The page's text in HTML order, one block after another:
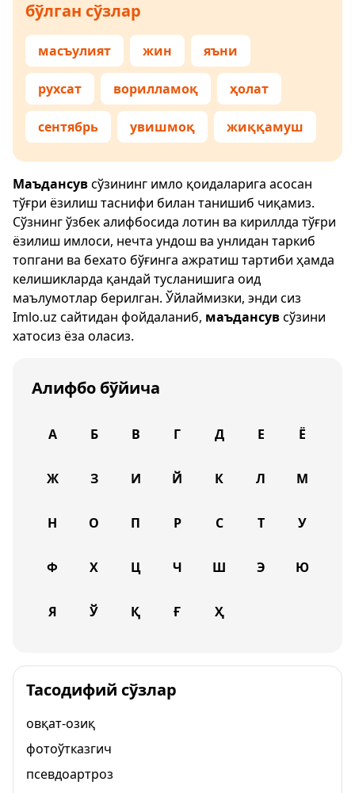
бўлган сўзлар
масъулият жин яъни
рухсат ворилламоқ ҳолат
сентябрь увишмоқ жиққамуш
Маъдансувсўзининг имло қоидаларига асосан
тўғри ёзилиш таснифи билан танишиб чиқамиз.
Сўзнинг ўзбек алифбосида лотин ва кириллда тўғри
ёзилиш имлоси, нечта ундош ва унлидан таркиб
топгани ва бехато бўғинга ажратиш тартиби ҳамда
келишикларда қандай тусланишига оид
маълумотлар берилган. Ўйлаймизки, энди сиз
Imlo.uz сайтидан фойдаланиб, маъдансувсўзини
хатосиз ёза оласиз.
Алифбо бўйича
А Б В Г Д Е Ё
Ж З И Й К Л М
Н О П Р С Т У
Ф Х Ц Ч Ш Э Ю
Я Ў Қ Ғ Ҳ
Тасодифий сўзлар
овқат-озиқ
фотоўтказгич
псевдоартроз